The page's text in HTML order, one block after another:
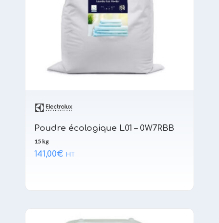
Poudre écologique L01 – 0W7RBB
15 kg
141,00€ HT